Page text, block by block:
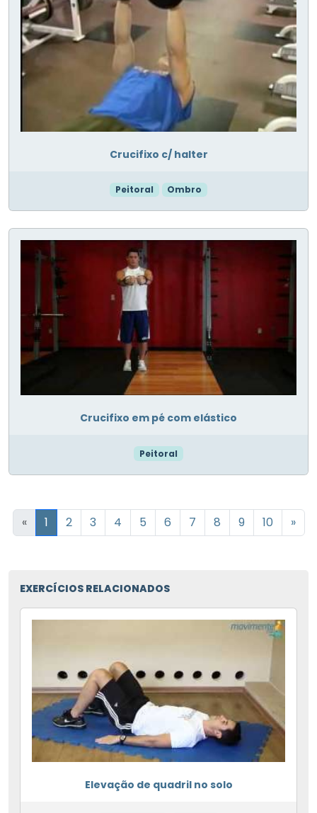
Crucifixo c/ halter
Peitoral Ombro
Crucifixo em pé com elástico
Peitoral
« 1 2 3 4 5 6 7 8 9 10 »
EXERCÍCIOS RELACIONADOS
Elevação de quadril no solo